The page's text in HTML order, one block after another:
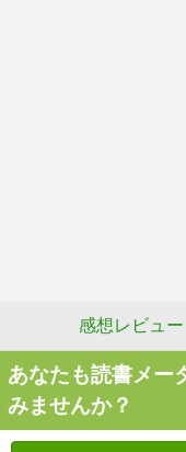
感想レビュー
あなたも読書メー
みませんか？